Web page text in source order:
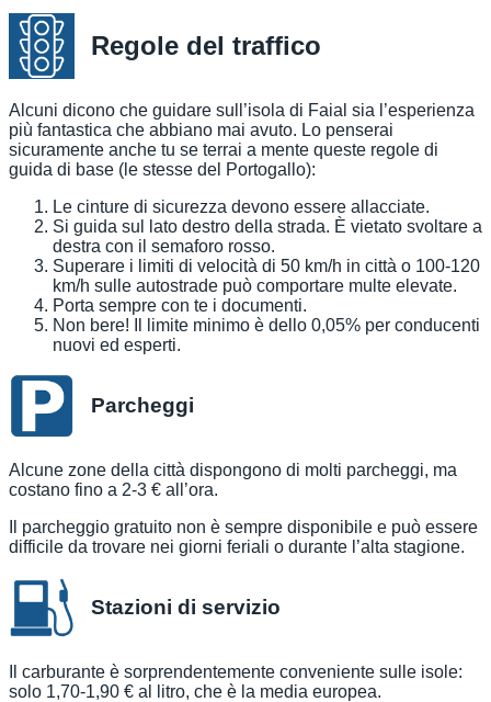
Regole del traffico
Alcuni dicono che guidare sull’isola di Faial sia l’esperienza
più fantastica che abbiano mai avuto. Lo penserai
sicuramente anche tu se terrai a mente queste regole di
guida di base (le stesse del Portogallo):
Le cinture di sicurezza devono essere allacciate.
Si guida sul lato destro della strada. È vietato svoltare a
destra con il semaforo rosso.
Superare i limiti di velocità di 50 km/h in città o 100-120
km/h sulle autostrade può comportare multe elevate.
Porta sempre con te i documenti.
Non bere! Il limite minimo è dello 0,05% per conducenti
nuovi ed esperti.
Parcheggi
Alcune zone della città dispongono di molti parcheggi, ma
costano fino a 2-3 € all’ora.
Il parcheggio gratuito non è sempre disponibile e può essere
difficile da trovare nei giorni feriali o durante l’alta stagione.
Stazioni di servizio
Il carburante è sorprendentemente conveniente sulle isole:
solo 1,70-1,90 € al litro, che è la media europea.